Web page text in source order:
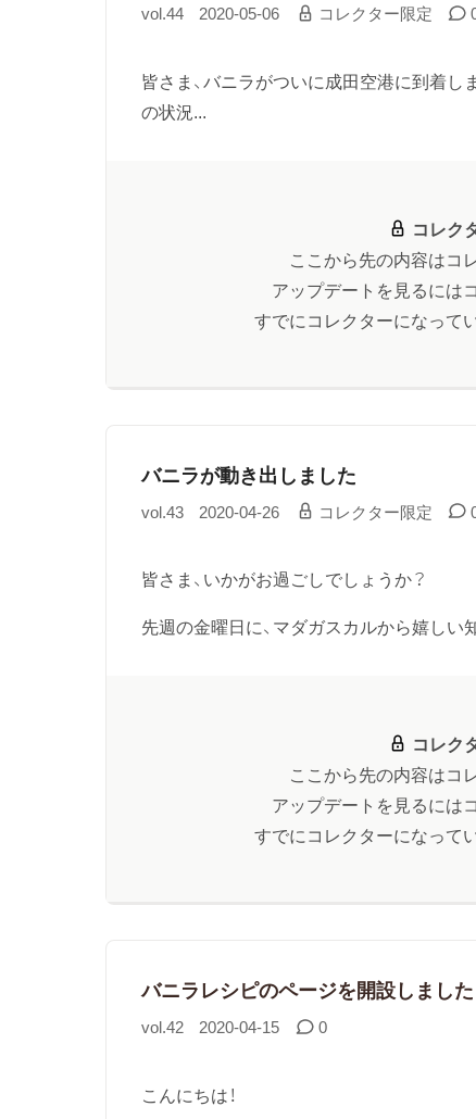
vol.44 2020-05-06 コレクター限定
皆さま、バニラがついに成田空港に到着し
の状況...
コレク
ここから先の内容はコ
アップデートを見るには
すでにコレクターになって
バニラが動き出しました
vol.43 2020-04-26 コレクター限定
皆さま、いかがお過ごしでしょうか？
先週の金曜日に、マダガスカルから嬉しい
コレク
ここから先の内容はコ
アップデートを見るには
すでにコレクターになって
バニラレシピのページを開設しました
vol.42 2020-04-15 0
こんにちは！